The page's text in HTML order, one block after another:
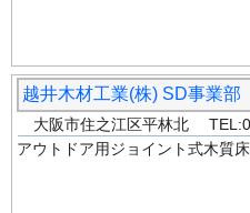
越井木材工業(株) SD事業部
大阪市住之江区平林北
アウトドア用ジョイント式木質